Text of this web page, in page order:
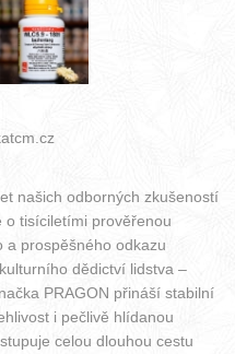
našich odborných zkušeností
tisíciletími prověřenou
a prospěšného odkazu
dědictví lidstva –
PRAGON přináší stabilní
i pečlivě hlídanou
celou dlouhou cestu